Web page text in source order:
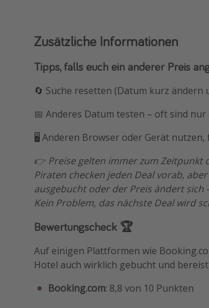
Zusätzliche Informationen
Tipps, falls euch ein anderer Preis
🔄 Suche resetten (Datum kurz ändern
📅 Anderes Datum testen – oft sind
🖥️ Anderen Browser oder Gerät
👉 Preise gelten immer zum Zeitpunkt
Piraten checken jeden Deal vorab,
ausgebucht oder der Preis ändert sich
Kein Problem, das nächste Deal wird
Bewertungscheck 🏆
Auf einigen Plattformen wie
Hotel auch wirklich gebucht und
Booking.com: 8,8 von 10 Punkten